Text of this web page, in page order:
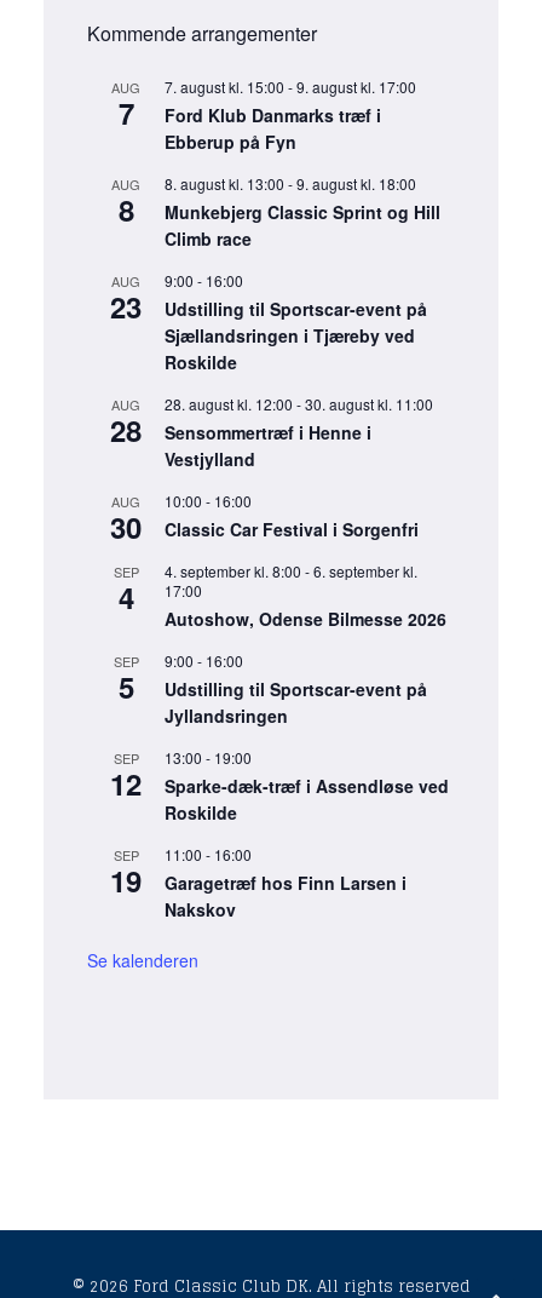
Kommende arrangementer
AUG
7
7. august kl. 15:00 -9. august kl. 17:00
Ford Klub Danmarks træf i
Ebberup på Fyn
AUG
8
8. august kl. 13:00 -9. august kl. 18:00
Munkebjerg Classic Sprint og Hill
Climb race
AUG
23
9:00 - 16:00
Udstilling til Sportscar-event på
Sjællandsringen i Tjæreby ved
Roskilde
AUG
28
28. august kl. 12:00 -30. august kl. 11:00
Sensommertræf i Henne i
Vestjylland
AUG
30
10:00 - 16:00
Classic Car Festival i Sorgenfri
SEP
4
4. september kl. 8:00 -6. september kl.
17:00
Autoshow, Odense Bilmesse 2026
SEP
5
9:00 - 16:00
Udstilling til Sportscar-event på
Jyllandsringen
SEP
12
13:00 - 19:00
Sparke-dæk-træf i Assendløse ved
Roskilde
SEP
19
11:00 - 16:00
Garagetræf hos Finn Larsen i
Nakskov
Se kalenderen
© 2026 Ford Classic Club DK. All rights reserved